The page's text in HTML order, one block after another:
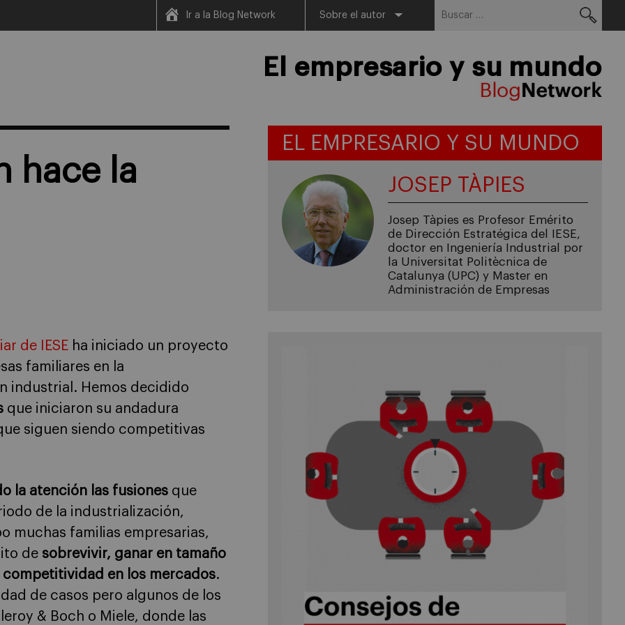
Ir a la Blog Network Sobre el autor
El empresario y su mundo
hace la
de IESE ha iniciado un proyecto
familiares en la
industrial. Hemos decidido
que iniciaron su andadura
siguen siendo competitivas
la atención las fusiones que
de la industrialización,
muchas familias empresarias,
de sobrevivir, ganar en tamaño
competitividad en los mercados.
de casos pero algunos de los
& Boch o Miele, donde las
EL EMPRESARIO Y SU MUNDO
JOSEP TÀPIES
Josep Tàpies es Profesor Emérito
de Dirección Estratégica del IESE,
doctor en Ingeniería Industrial por
la Universitat Politècnica de
Catalunya (UPC) y Master en
Administración de Empresas